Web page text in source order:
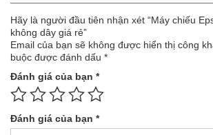
Hãy là người đầu tiên nhận xét “Máy chiếu
không dây giá rẻ”
Email của bạn sẽ không được hiển thị công
buộc được đánh dấu *
Đánh giá của bạn *
Đánh giá của bạn *